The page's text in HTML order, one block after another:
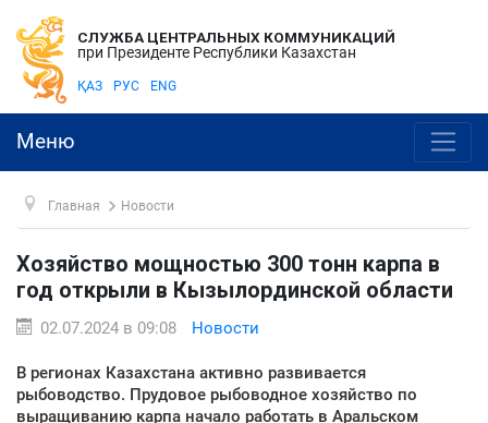
СЛУЖБА ЦЕНТРАЛЬНЫХ КОММУНИКАЦИЙ
при Президенте Республики Казахстан
ҚАЗ РУС ENG
Меню
Главная Новости
Хозяйство мощностью 300 тонн карпа в
год открыли в Кызылординской области
02.07.2024 в 09:08 Новости
В регионах Казахстана активно развивается
рыбоводство. Прудовое рыбоводное хозяйство по
выращиванию карпа начало работать в Аральском